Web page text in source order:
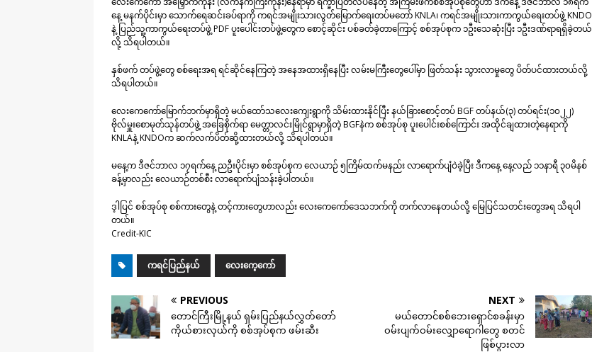
နေ့ မနက်ပိုင်းမှာ သောက်ရေဆင်းခပ်ရာကို ကရင်အမျိုးသားလွတ်မြောက်ရေးတပ်မတော် KNLA၊ ကရင်အမျိုးသားကာကွယ်ရေးတပ်ဖွဲ့ KNDO
နဲ့ ပြည်သူ့ကာကွယ်ရေးတပ်ဖွဲ့ PDF ပူးပေါင်းတပ်ဖွဲ့တွေက စောင့်ဆိုင်း ပစ်ခတ်ခဲ့တာကြောင့် စစ်အုပ်စုက ၁ဦးသေဆုံးပြီး ၁ဦးဒဏ်ရာရရှိခဲ့တယ်
လို့ သိရပါတယ်။
နှစ်ဖက် တပ်ဖွဲ့တွေ စစ်ရေးအရ ရင်ဆိုင်နေကြတဲ့ အနေအထားရှိနေပြီး လမ်းမကြီးတွေပေါ်မှာ ဖြတ်သန်း သွားလာမှုတွေ ပိတ်ပင်ထားတယ်လို့
သိရပါတယ်။
လေးကေကော်မြောက်ဘက်မှာရှိတဲ့ မယ်ထော်သလေးကျေးရွာကို သိမ်းထားနိုင်ပြီး နယ်ခြားစောင့်တပ် BGF တပ်နယ်(၃) တပ်ရင်း(၁၀၂၂)
ဗိုလ်မှူးစောမုတ်သုန်တပ်ဖွဲ့ အခြေစိုက်ရာ မေတ္တာလင်းမြိုင်ရွာမှာရှိတဲ့ BGFနဲက စစ်အုပ်စု ပူးပေါင်းစစ်ကြောင်း အထိုင်ချထားတဲ့နေရာကို
KNLAနဲ့ KNDOက ဆက်လက်ပိတ်ဆို့ထားတယ်လို့ သိရပါတယ်။
မနေ့က ဒီဇင်ဘာလ ၁၇ရက်နေ့ ညဦးပိုင်းမှာ စစ်အုပ်စုက လေယာဉ် ၅ကြိမ်ထက်မနည်း လာရောက်ပျံဝဲခဲ့ပြီး ဒီကနေ့ နေ့လည် ၁၁နာရီ ၃၀မိနစ်
ခန့်မှာလည်း လေယာဉ်တစ်စီး လာရောက်ပျံသန်းခဲ့ပါတယ်။
ဒ့ါပြင် စစ်အုပ်စု စစ်ကားတွေနဲ့ တင့်ကားတွေဟာလည်း လေးကေကော်ဒေသဘက်ကို တက်လာနေတယ်လို့ မြေပြင်သတင်းတွေအရ သိရပါ
တယ်။
Credit-KIC
ကရင်ပြည်နယ် လေးကေ့ကော်
PREVIOUS
တောင်ကြီးမြို့နယ် ရှမ်းပြည်နယ်လွှတ်တော်
ကိုယ်စားလှယ်ကို စစ်အုပ်စုက ဖမ်းဆီး
NEXT
မယ်တောင်စစ်ဘေးရှောင်စခန်းမှာ
ဝမ်းပျက်ဝမ်းလျှောရောဂါတွေ စတင်
ဖြစ်ပွားလာ